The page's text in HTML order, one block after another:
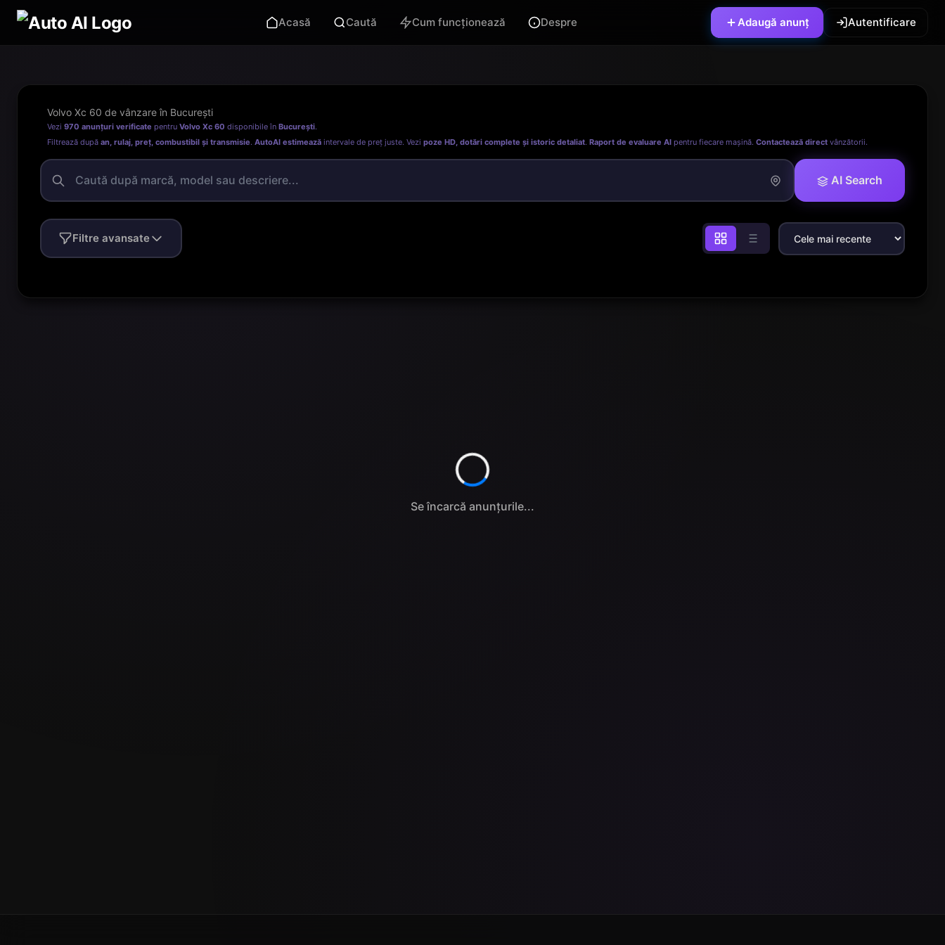
Acasă Caută Cum funcționează Despre Adaugă anunț Autentificare
Volvo Xc 60 de vânzare în București
Vezi 970 anunțuri verificate pentru Volvo Xc 60 disponibile în București.
Filtrează după an, rulaj, preț, combustibil și transmisie. AutoAI estimează intervale de preț juste. Vezi poze HD, dotări complete și istoric detaliat. Raport de evaluare AI pentru fiecare mașină. Contactează direct vânzătorii.
AI Search
Filtre avansate
Se încarcă anunțurile...